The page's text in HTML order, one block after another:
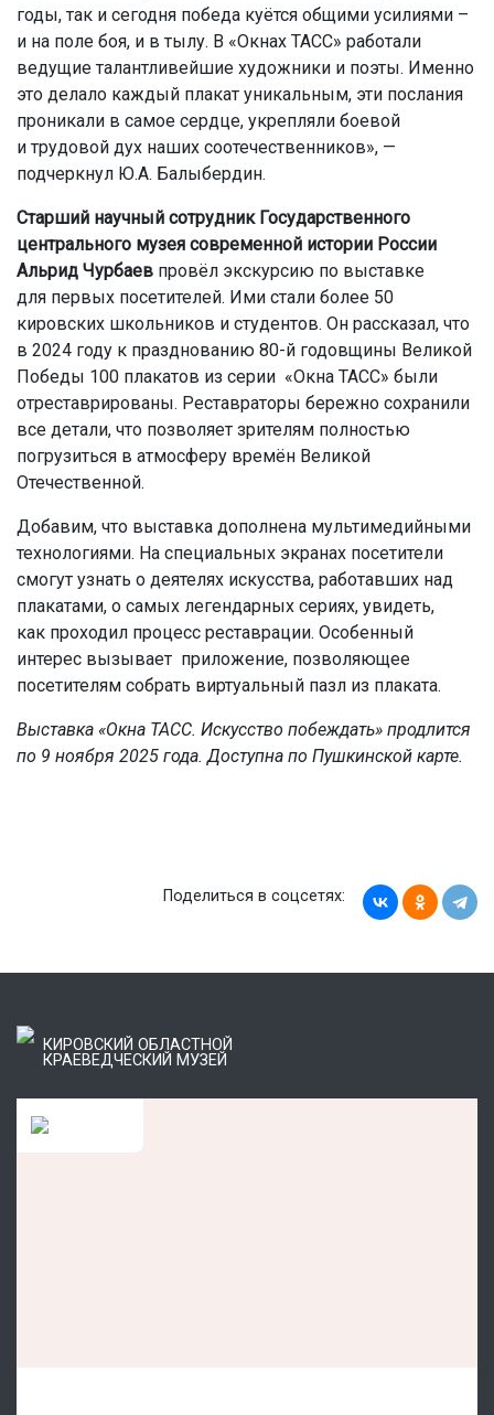
годы, так и сегодня победа куётся общими усилиями –
и на поле боя, и в тылу. В «Окнах ТАСС» работали
ведущие талантливейшие художники и поэты. Именно
это делало каждый плакат уникальным, эти послания
проникали в самое сердце, укрепляли боевой
и трудовой дух наших соотечественников», —
подчеркнул Ю.А. Балыбердин.
Старший научный сотрудник Государственного
центрального музея современной истории России
Альрид Чурбаев провёл экскурсию по выставке
для первых посетителей. Ими стали более 50
кировских школьников и студентов. Он рассказал, что
в 2024 году к празднованию 80-й годовщины Великой
Победы 100 плакатов из серии «Окна ТАСС» были
отреставрированы. Реставраторы бережно сохранили
все детали, что позволяет зрителям полностью
погрузиться в атмосферу времён Великой
Отечественной.
Добавим, что выставка дополнена мультимедийными
технологиями. На специальных экранах посетители
смогут узнать о деятелях искусства, работавших над
плакатами, о самых легендарных сериях, увидеть,
как проходил процесс реставрации. Особенный
интерес вызывает приложение, позволяющее
посетителям собрать виртуальный пазл из плаката.
Выставка «Окна ТАСС. Искусство побеждать» продлится
по 9 ноября 2025 года. Доступна по Пушкинской карте.
Поделиться в соцсетях:
КИРОВСКИЙ ОБЛАСТНОЙ
КРАЕВЕДЧЕСКИЙ МУЗЕЙ